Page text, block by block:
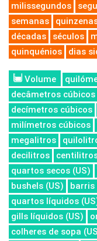
milissegundos
semanas
décadas
séculos
quinquénios
dias
Volume
decâmetros cúbicos
decímetros cúbicos
milímetros cúbicos
megalitros
decilitros
quartos secos (US)
bushels (US)
barris
quartos líquidos
gills líquidos (US)
colheres de sopa